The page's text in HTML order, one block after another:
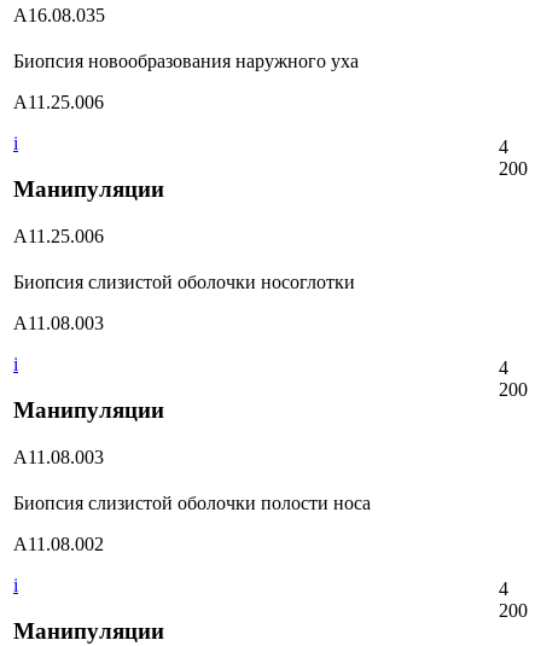
А16.08.035
Биопсия новообразования наружного уха
А11.25.006
i
Манипуляции
А11.25.006
4
200
Биопсия слизистой оболочки носоглотки
А11.08.003
i
Манипуляции
А11.08.003
4
200
Биопсия слизистой оболочки полости носа
А11.08.002
i
Манипуляции
4
200